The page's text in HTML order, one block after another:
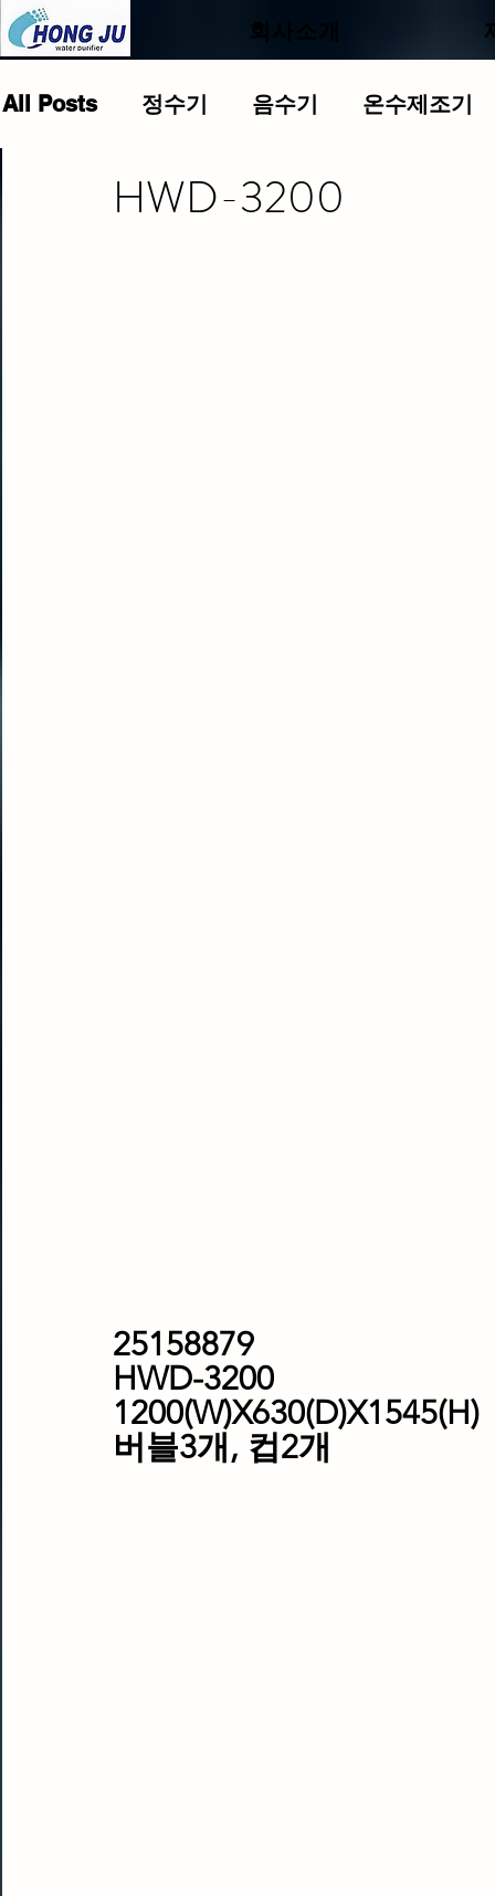
. 회사소개
All Posts 정수기 음수기 온수제조기
HWD-3200
25158879
HWD-3200
1200(W)X630(D)X1545(H)
버블3개, 컵2개